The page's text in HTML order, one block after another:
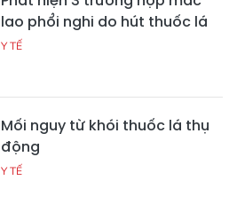
lao phổi nghi do hút thuốc lá
Y TẾ
Mối nguy từ khói thuốc lá thụ
động
Y TẾ